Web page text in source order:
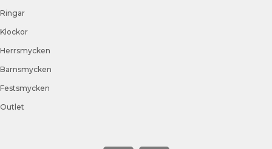
Ringar
Klockor
Herrsmycken
Barnsmycken
Festsmycken
Outlet